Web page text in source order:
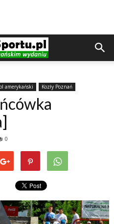
amerykański Kozły Poznań
0